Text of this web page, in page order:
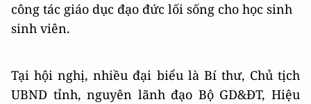
công tác giáo dục đạo đức lối sống cho học sinh
sinh viên.
Tại hội nghị, nhiều đại biểu là Bí thư, Chủ tịch
UBND tỉnh, nguyên lãnh đạo Bộ GD&ĐT, Hiệu